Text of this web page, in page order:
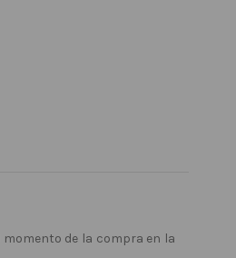
momento de la compra en la